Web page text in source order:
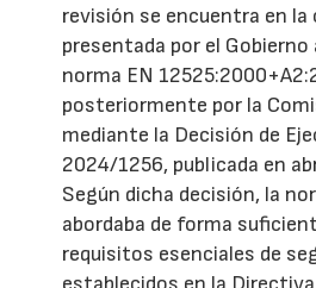
revisión se encuentra en
presentada por el Gobierno
norma EN
posteriormente por la
mediante la Decisión de
2024/1256, publicada en
Según dicha decisión, la
abordaba de forma
requisitos esenciales de